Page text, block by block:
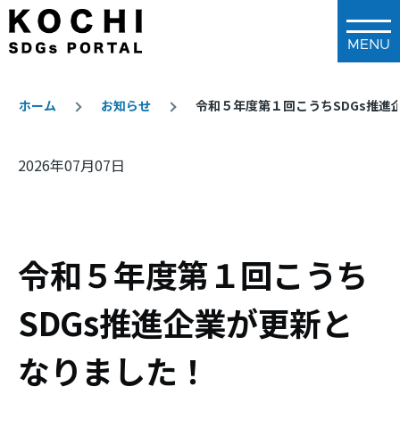
メインコンテンツに移動
パ
ン
ホーム お知らせ 令和５年度第１回こうちSDGs推進
2026年07月07日
令和５年度第１回こうち
SDGs推進企業が更新と
なりました！